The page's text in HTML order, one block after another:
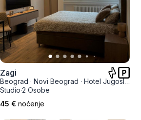
Zagi
Beograd · Novi Beograd · Hotel Jugoslavija
Studio·2 Osobe
45 € noćenje